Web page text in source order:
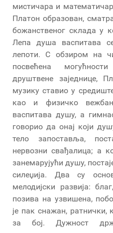
мистичара и
Платон образован,
божанственог склада у
Лепа душа васпитава
лепоти. С обзиром на
посвећена
друштвене заједнице,
музику ставио у
као и физичко
васпитава душу, а
говорио да онај који
тело запоставља,
нервозни свађалица; а
занемарујући душу,
силеџија. Два су
мелодијски развија:
позива на узвишена,
је пак снажан, ратнички,
за бој. Дужност